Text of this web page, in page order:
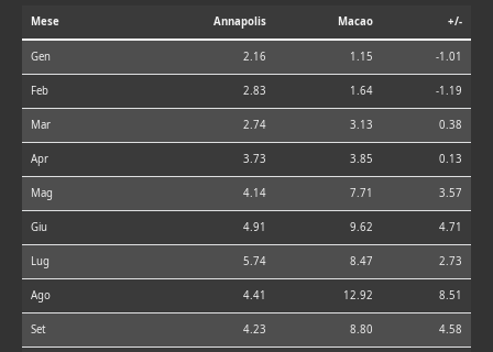
Mese Annapolis Macao +/-
Gen 2.16 1.15 -1.01
Feb 2.83 1.64 -1.19
Mar 2.74 3.13 0.38
Apr 3.73 3.85 0.13
Mag 4.14 7.71 3.57
Giu 4.91 9.62 4.71
Lug 5.74 8.47 2.73
Ago 4.41 12.92 8.51
Set 4.23 8.80 4.58